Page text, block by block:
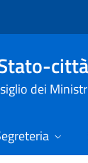
dei